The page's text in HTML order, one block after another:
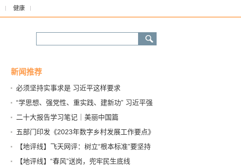
健康
新闻推荐
必须坚持实事求是 习近平这样要求
“学思想、强党性、重实践、建新功” 习近平强
调要牢牢把握主题教育总要求
二十大报告学习笔记｜美丽中国篇
五部门印发《2023年数字乡村发展工作要点》
【地评线】飞天网评：树立“根本标准”要坚持
“问效于民”
【地评线】“春风”送岗，兜牢民生底线